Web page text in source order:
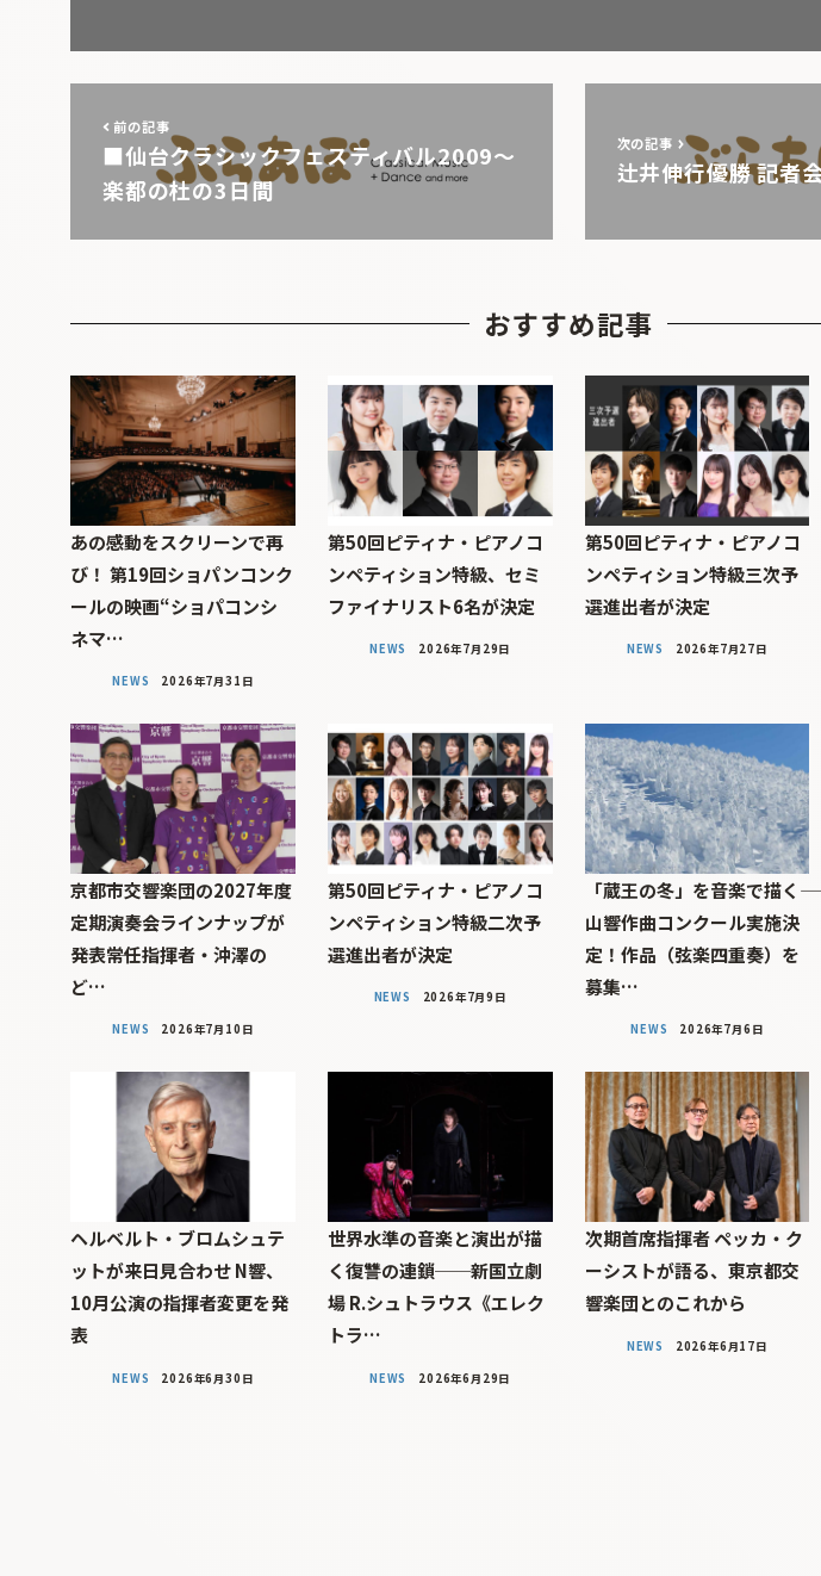
前の記事
■仙台クラシックフェスティバル2009〜
楽都の杜の3日間
次の記事
辻井伸行優勝 記者
おすすめ記事
あの感動をスクリーンで再
び！ 第19回ショパンコンク
ールの映画“ショパコンシ
ネマ…
NEWS 2026年7月31日
第50回ピティナ・ピアノコ
ンペティション特級、セミ
ファイナリスト6名が決定
NEWS 2026年7月29日
第50回ピティナ・ピアノコ
ンペティション特級三次予
選進出者が決定
NEWS 2026年7月27日
京都市交響楽団の2027年度
定期演奏会ラインナップが
発表――常任指揮者・沖澤の
ど…
NEWS 2026年7月10日
第50回ピティナ・ピアノコ
ンペティション特級二次予
選進出者が決定
NEWS 2026年7月9日
「蔵王の冬」を音楽で描く――
山響作曲コンクール実施決
定！作品（弦楽四重奏）を
募集…
NEWS 2026年7月6日
ヘルベルト・ブロムシュテ
ットが来日見合わせ N響、
10月公演の指揮者変更を発
表
NEWS 2026年6月30日
世界水準の音楽と演出が描
く復讐の連鎖──新国立劇
場 R.シュトラウス《エレク
トラ…
NEWS 2026年6月29日
次期首席指揮者 ペッカ・ク
ーシストが語る、東京都交
響楽団とのこれから
NEWS 2026年6月17日